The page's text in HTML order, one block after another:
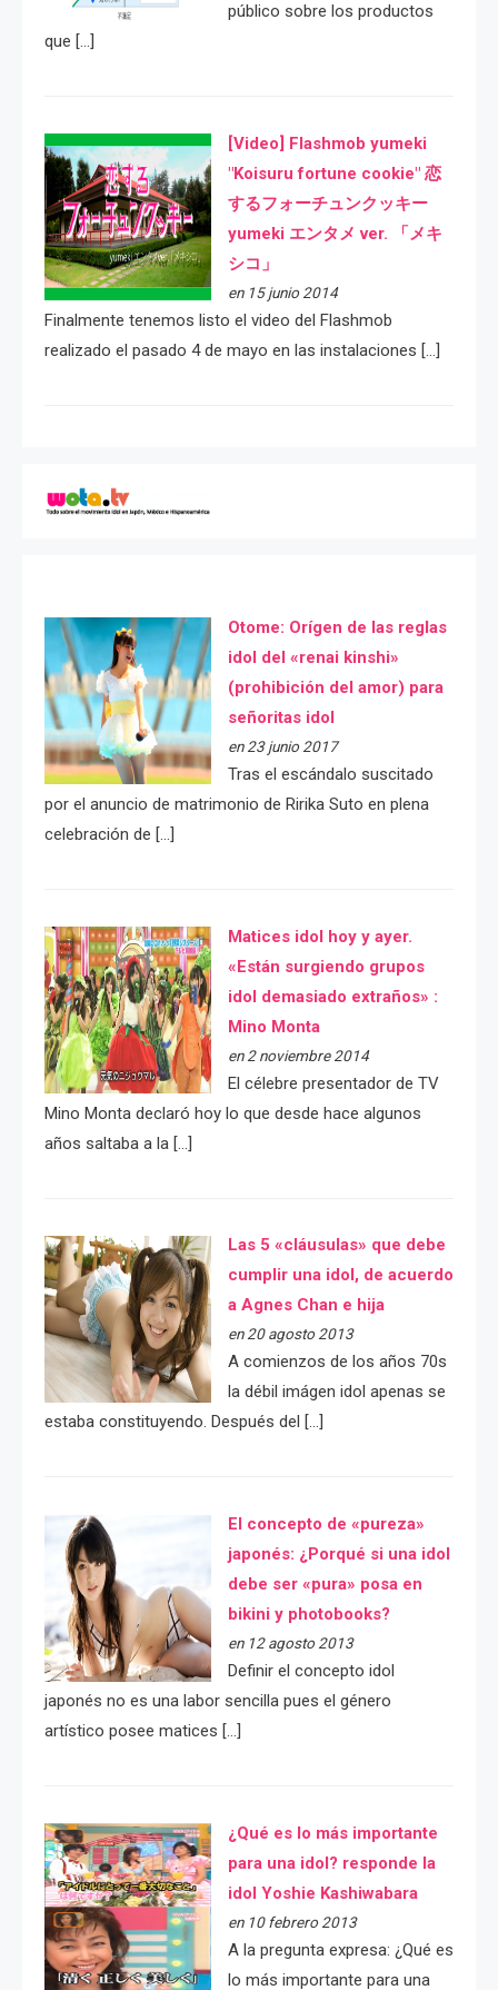
público sobre los productos
que […]
[Video] Flashmob yumeki
"Koisuru fortune cookie" 恋
するフォーチュンクッキー
yumeki エンタメ ver. 「メキ
シコ」
en 15 junio 2014
Finalmente tenemos listo el video del Flashmob
realizado el pasado 4 de mayo en las instalaciones […]
Otome: Orígen de las reglas
idol del «renai kinshi»
(prohibición del amor) para
señoritas idol
en 23 junio 2017
Tras el escándalo suscitado
por el anuncio de matrimonio de Ririka Suto en plena
celebración de […]
Matices idol hoy y ayer.
«Están surgiendo grupos
idol demasiado extraños» :
Mino Monta
en 2 noviembre 2014
El célebre presentador de TV
Mino Monta declaró hoy lo que desde hace algunos
años saltaba a la […]
Las 5 «cláusulas» que debe
cumplir una idol, de acuerdo
a Agnes Chan e hija
en 20 agosto 2013
A comienzos de los años 70s
la débil imágen idol apenas se
estaba constituyendo. Después del […]
El concepto de «pureza»
japonés: ¿Porqué si una idol
debe ser «pura» posa en
bikini y photobooks?
en 12 agosto 2013
Definir el concepto idol
japonés no es una labor sencilla pues el género
artístico posee matices […]
¿Qué es lo más importante
para una idol? responde la
idol Yoshie Kashiwabara
en 10 febrero 2013
A la pregunta expresa: ¿Qué es
lo más importante para una